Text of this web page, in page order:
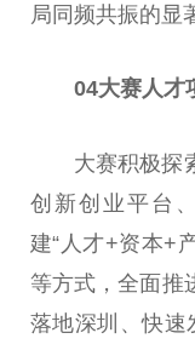
局同频共振的显
04大赛人才
大赛积极探
创新创业平台
建“人才+资本+
等方式，全面推
落地深圳、快速